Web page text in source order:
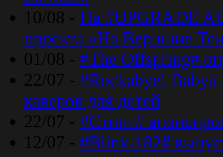
10/08 - На #UPGRADE
проекта «На Вершине
01/08 - #The Offspring#
22/07 - #Rockabye!
каверов для детей
22/07 - #Стинг#
12/07 - #Blink-182#